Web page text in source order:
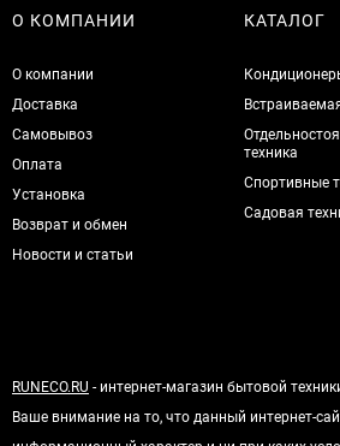
О КОМПАНИИ
О компании
Доставка
Самовывоз
Оплата
Установка
Возврат и обмен
Новости и статьи
КАТАЛОГ
техника
Спортивные
Садовая
RUNECO.RU - интернет-магазин бытовой
Ваше внимание на то, что данный интернет-